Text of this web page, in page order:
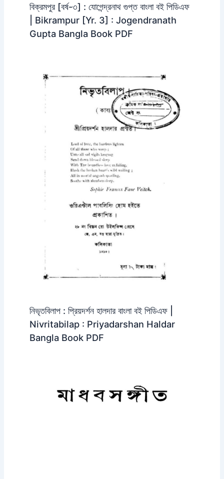
বিক্রমপুর [বর্ষ-৩] : যোগেন্দ্রনাথ গুপ্ত বাংলা বই পিডিএফ
| Bikrampur [Yr. 3] : Jogendranath
Gupta Bangla Book PDF
নিভৃতবিলাপ : প্রিয়দর্শন হালদার বাংলা বই পিডিএফ |
Nivritabilap : Priyadarshan Haldar
Bangla Book PDF